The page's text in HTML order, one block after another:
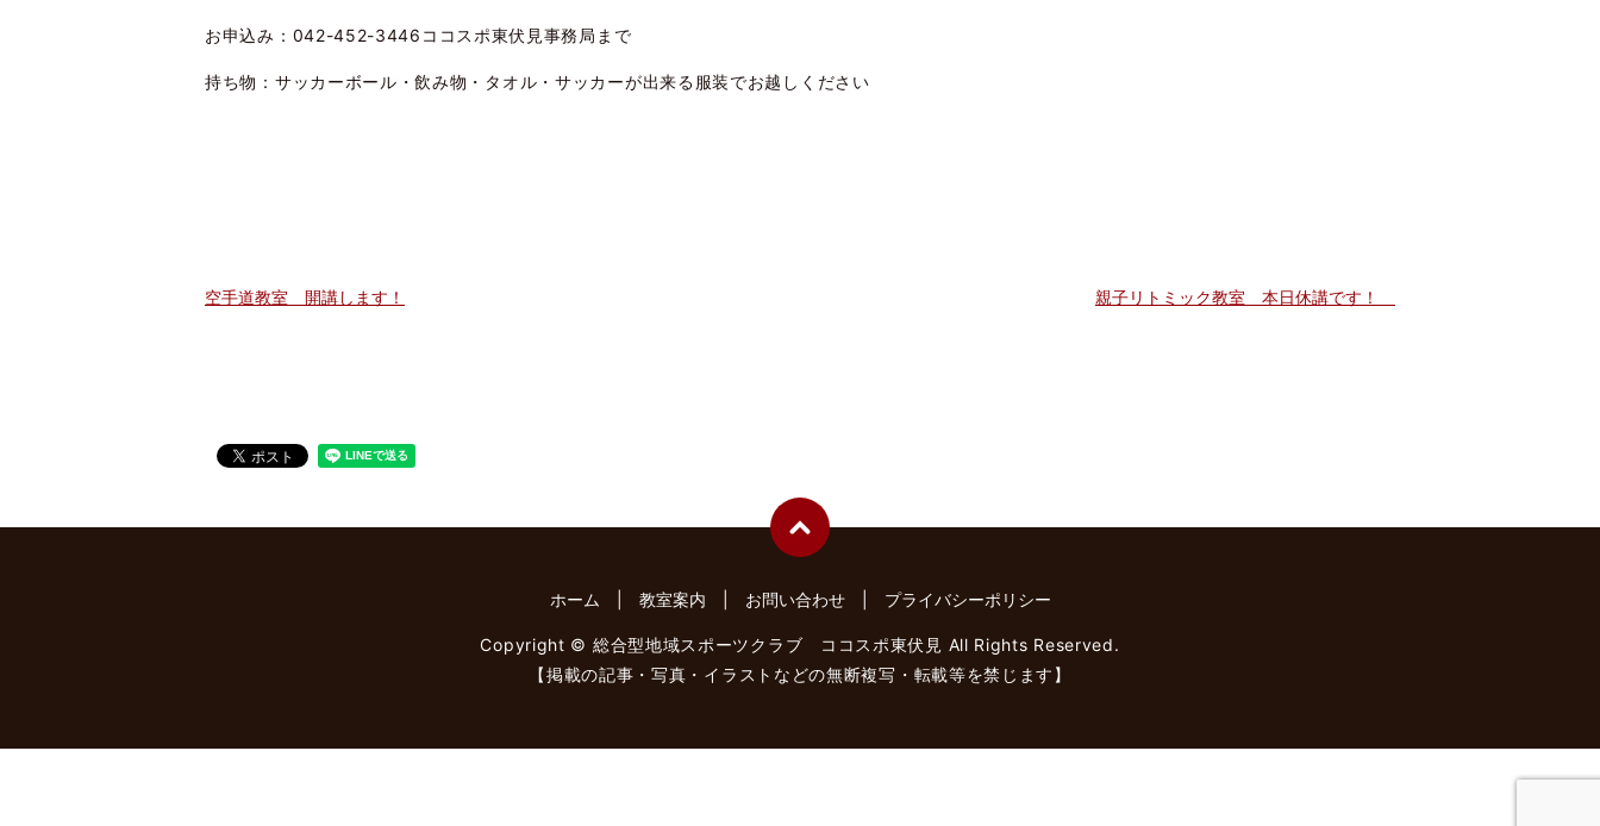
お申込み：042-452-3446ココスポ東伏見事務局まで
持ち物：サッカーボール・飲み物・タオル・サッカーが出来る服装でお越しください
空手道教室 開講します！ 親子リトミック教室 本日休講です！
ホーム 教室案内 お問い合わせ プライバシーポリシー
Copyright © 総合型地域スポーツクラブ ココスポ東伏見 All Rights Reserved.
【掲載の記事・写真・イラストなどの無断複写・転載等を禁じます】